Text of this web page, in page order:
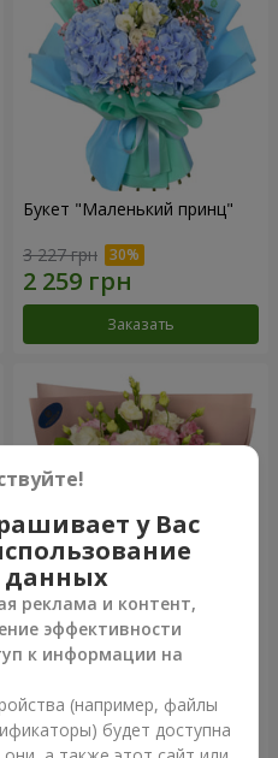
Букет "Маленький принц"
3 227 грн
Заказать
Букет "Панна Котта"
Заказать
у Вас
реклама и контент,
эффективности
к информации на
(например, файлы
будет доступна